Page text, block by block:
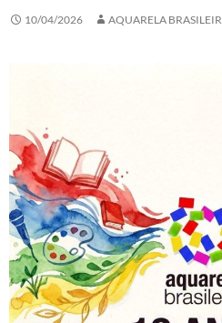
10/04/2026 AQUARELA